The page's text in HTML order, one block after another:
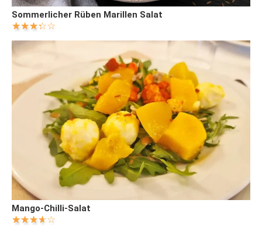
Sommerlicher Rüben Marillen Salat
Mango-Chilli-Salat